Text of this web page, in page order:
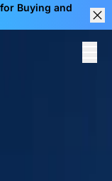
Buying and